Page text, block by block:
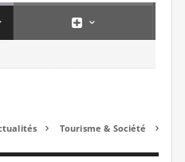
 Tourisme & Société 